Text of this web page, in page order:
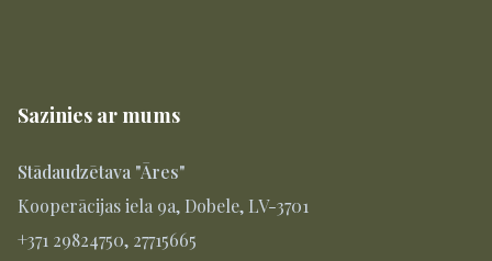
Sazinies ar mums
Stādaudzētava "Āres"
Kooperācijas iela 9a, Dobele, LV-3701
+371 29824750, 27715665